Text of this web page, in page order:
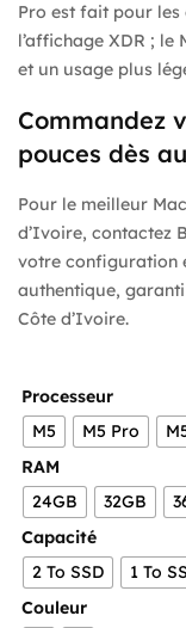
Pro est fait pour
l’affichage XDR ;
et un usage plus
Commandez
pouces dès
Pour le meilleur
d’Ivoire, contactez
votre configuration
authentique,
Côte d’Ivoire.
Processeur
M5
M5 Pro
RAM
24GB
32GB
Capacité
2 To SSD
1 To
Couleur